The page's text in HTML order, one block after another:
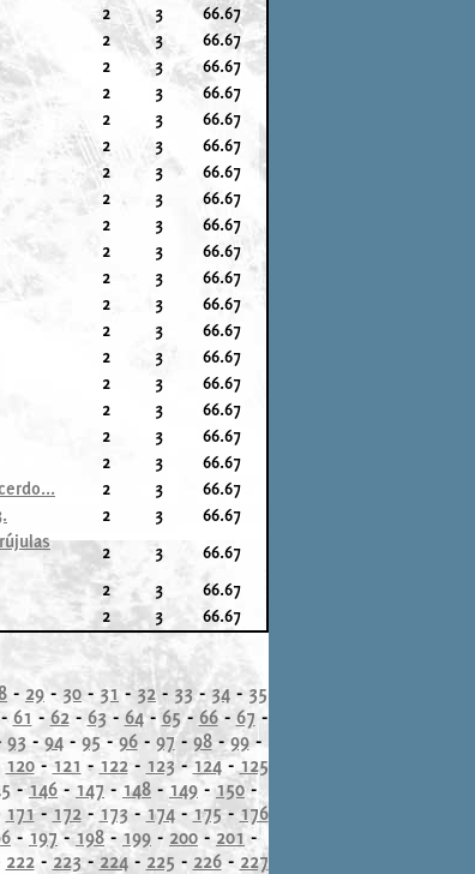
2 3
66.67
2 3
66.67
2 3
66.67
2 3
66.67
2 3
66.67
2 3
66.67
2 3
66.67
2 3
66.67
2 3
66.67
2 3
66.67
2 3
66.67
2 3
66.67
2 3
66.67
2 3
66.67
2 3
66.67
2 3
66.67
2 3
66.67
2 3
66.67
2 3
66.67
2 3
66.67
2 3
66.67
2 3
66.67
2 3 66.67
- 29 - 30 - 31 - 32 - 33- 34 - 35
61 - 62- 63 - 64- 65- 66- 67 -
93- 94- 95-96- 97-98-99-
120- 121 - 122- 123 -124- 125
-146 - 147 - 148 - 149-150-
171-172- 173- 174- 175- 176
- 197 -198- 199 - 200 - 201-
222- 223 -224- 225 - 226- 227